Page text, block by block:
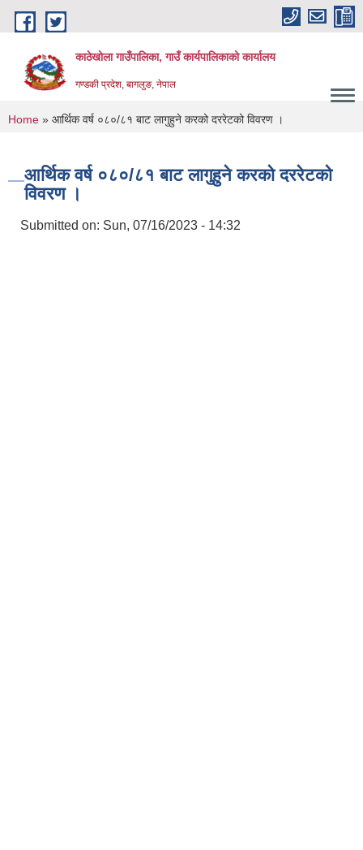
Skip to main content
काठेखोला गाउँपालिका, गाउँ कार्यपालिकाको कार्यालय
गण्डकी प्रदेश, बागलुङ, नेपाल
You are here
Home » आर्थिक वर्ष ०८०/८१ बाट लागुहुने करको दररेटको विवरण ।
आर्थिक वर्ष ०८०/८१ बाट लागुहुने करको दररेटको
विवरण ।
Submitted on: Sun, 07/16/2023 - 14:32